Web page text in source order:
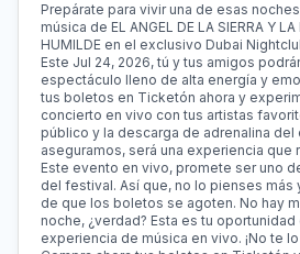
Prepárate para vivir una de esas
música de EL ANGEL DE LA SIERRA Y LA
HUMILDE en el exclusivo Dubai
Este Jul 24, 2026, tú y tus amigos
espectáculo lleno de alta energía y
tus boletos en Ticketón ahora y
concierto en vivo con tus artistas
público y la descarga de adrenalina del
aseguramos, será una experiencia que
Este evento en vivo, promete ser uno
del festival. Así que, no lo pienses más
de que los boletos se agoten. No hay
noche, ¿verdad? Esta es tu
experiencia de música en vivo. ¡No te